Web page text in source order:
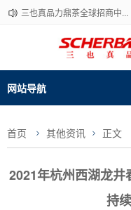
三也真品力鼎茶全球招商中...
网站导航
首页 其他资讯 正文
2021年杭州西湖龙
持